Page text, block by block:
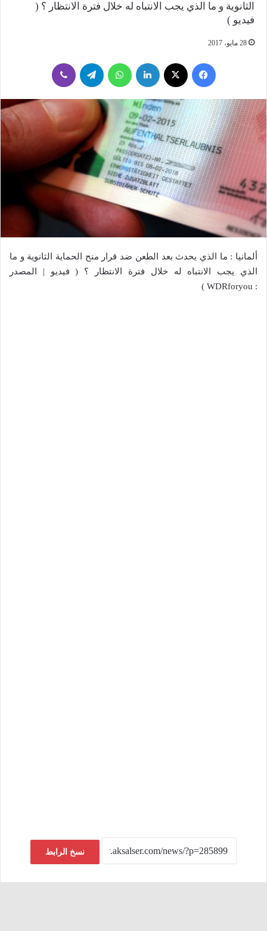
الثانوية و ما الذي يجب الانتباه له خلال فترة الانتظار ؟ (
فيديو )
28 مايو، 2017
فيسبوك لينكدإن واتساب تيلقرام
ألمانيا : ما الذي يحدث بعد الطعن ضد قرار منح الحماية الثانوية و ما
الذي يجب الانتباه له خلال فترة الانتظار ؟ ( فيديو | المصدر
: WDRforyou )
نسخ الرابط